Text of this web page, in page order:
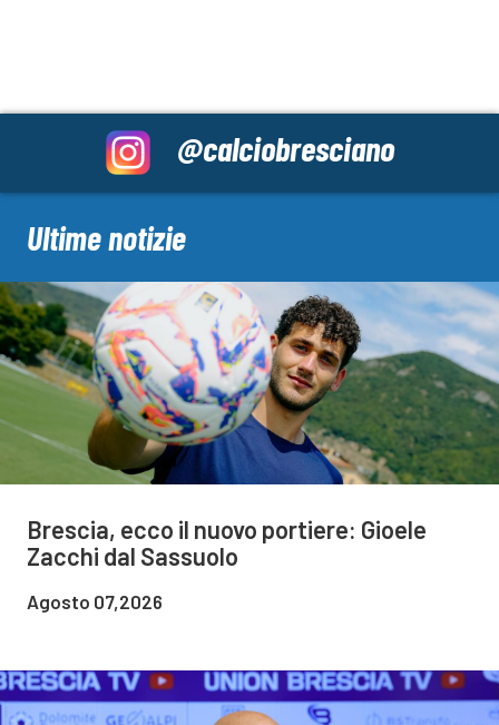
@calciobresciano
Ultime notizie
Brescia, ecco il nuovo portiere: Gioele
Zacchi dal Sassuolo
Agosto 07,2026